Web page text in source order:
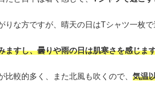
りな方ですが、晴天の日はTシャツ一枚で
ますし、曇りや雨の日は肌寒さを感じま
比較的多く、また北風も吹くので、 気温